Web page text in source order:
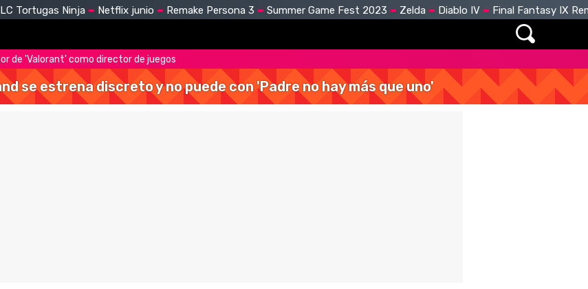
Tortugas Ninja Netflix junio Remake Persona 3 Summer Game Fest 2023 Zelda Diablo IV Final Fantasy IX
de 'Valorant' como director de juegos
se estrena discreto y no puede con 'Padre no hay más que uno'